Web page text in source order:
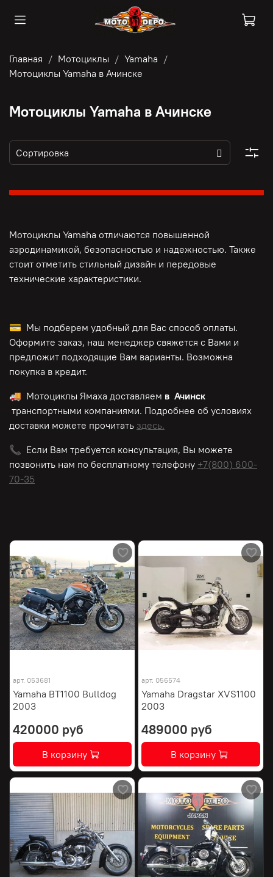
Главная Мотоциклы
Yamaha
Мотоциклы Yamaha в Ачинске
Мотоциклы Yamaha в Ачинске
Мотоциклы Yamaha отличаются повышенной
аэродинамикой, безопасностью и надежностью. Также
стоит отметить стильный дизайн и передовые
технические характеристики.
💳 Мы подберем удобный для Вас способ оплаты.
Оформите заказ, наш менеджер свяжется с Вами и
предложит подходящие Вам варианты. Возможна
покупка в кредит.
🚚 Мотоциклы Ямаха доставляем в Ачинск
транспортными компаниями. Подробнее об условиях
доставки можете прочитать здесь.
📞 Если Вам требуется консультация, Вы можете
позвонить нам по бесплатному телефону +7(800) 600-
70-35
арт. 053681
Yamaha BT1100 Bulldog
2003
420000 руб
В корзину
арт. 056574
Yamaha Dragstar XVS1100
2003
489000 руб
В корзину